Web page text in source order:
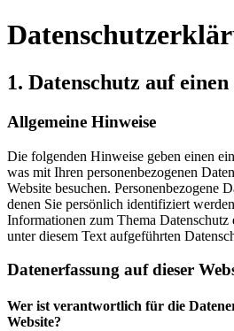
1. Datenschutz auf
Allgemeine Hinweise
Die folgenden Hinweise geben einen
was mit Ihren personenbezogenen
Website besuchen. Personenbezogene
denen Sie persönlich identifiziert
Informationen zum Thema Datenschutz
unter diesem Text aufgeführten
Datenerfassung auf dieser
Wer ist verantwortlich für die
Website?